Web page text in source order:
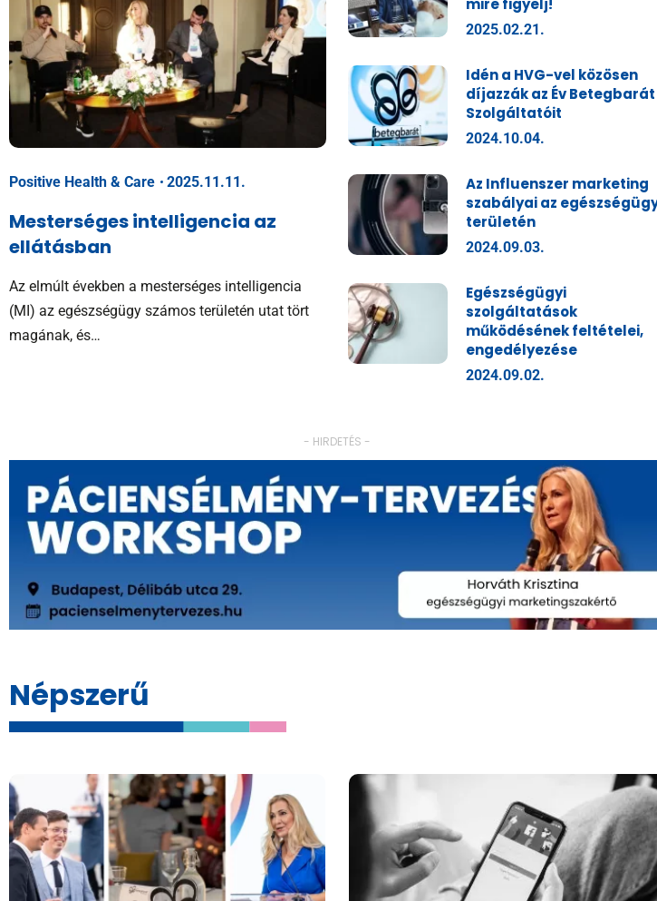
Positive Health & Care 2025.11.11.
Mesterséges intelligencia az
ellátásban
Az elmúlt években a mesterséges intelligencia
(MI) az egészségügy számos területén utat tört
magának, és…
2025.02.21.
Idén a HVG-vel közösen
díjazzák az Év Betegbarát
Szolgáltatóit
2024.10.04.
Az Influenszer marketing
szabályai az
területén
2024.09.03.
Egészségügyi
szolgáltatások
működésének feltételei,
engedélyezése
2024.09.02.
- HIRDETÉS -
Népszerű